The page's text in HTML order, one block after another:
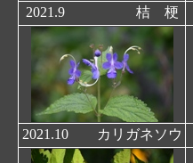
2021.9 桔 梗
2021.10 カリガネソウ